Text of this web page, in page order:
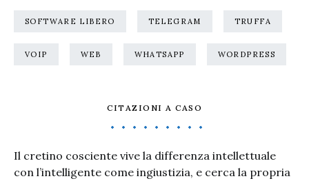
SOFTWARE LIBERO TELEGRAM TRUFFA
VOIP WEB WHATSAPP WORDPRESS
CITAZIONI A CASO
Il cretino cosciente vive la differenza intellettuale
con l’intelligente come ingiustizia, e cerca la propria